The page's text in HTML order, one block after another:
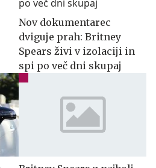
Nov dokumentarec
dviguje prah: Britney
Spears živi v izolaciji in
spi po več dni skupaj